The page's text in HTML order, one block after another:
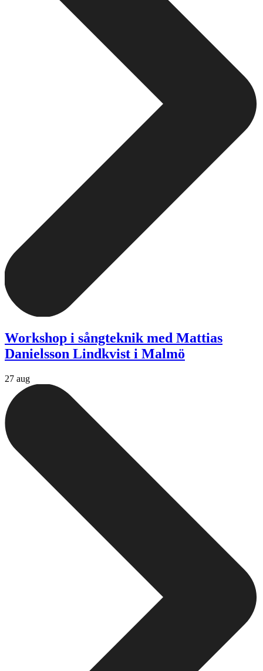
Workshop i sångteknik med Mattias
Danielsson Lindkvist i Malmö
27 aug